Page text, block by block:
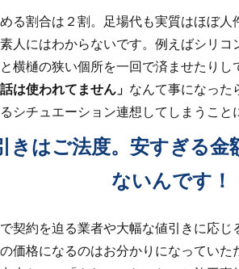
る割合は２割。足場代も実質はほぼ
人にはわからないです。例えばシリ
横樋の狭い個所を一回で済ませたり
は使われてません」 なんて事になった
シチュエーション連想してしまうこと
きはご法度。安すぎる
ないんです！
契約を迫る業者や大幅な値引きに応
価格になるのはお分かりになっていた